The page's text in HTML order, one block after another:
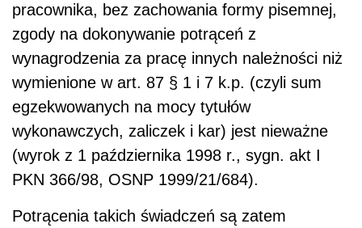
pracownika, bez zachowania formy pisemnej,
zgody na dokonywanie potrąceń z
wynagrodzenia za pracę innych należności niż
wymienione w art. 87 § 1 i 7 k.p. (czyli sum
egzekwowanych na mocy tytułów
wykonawczych, zaliczek i kar) jest nieważne
(wyrok z 1 października 1998 r., sygn. akt I
PKN 366/98, OSNP 1999/21/684).
Potrącenia takich świadczeń są zatem